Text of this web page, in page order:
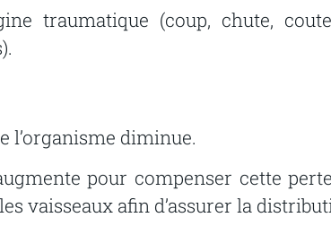
traumatique (coup, chute,
l’organisme diminue.
pour compenser cette
vaisseaux afin d’assurer la